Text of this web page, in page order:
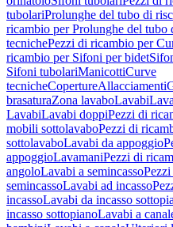
tubolariProlunghe del tubo di
ricambio per Prolunghe del tubo
tecnichePezzi di ricambio per
ricambio per Sifoni per bidet
Sifoni tubolariManicottiCurve
tecnicheCopertureAllacciamenti
brasaturaZona lavaboLavabi
LavabiLavabi doppiPezzi di
mobili sottolavaboPezzi di
sottolavaboLavabi da appoggio
appoggioLavamaniPezzi di
angoloLavabi a semincasso
semincassoLavabi ad incasso
incassoLavabi da incasso
incasso sottopianoLavabi a